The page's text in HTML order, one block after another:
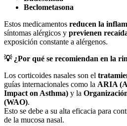
Beclometasona
Estos medicamentos reducen la
síntomas alérgicos y previenen
exposición constante a alérgenos.
💡 ¿Por qué se recomiendan en la
Los corticoides nasales son el
guías internacionales como la ARIA
Impact on Asthma) y la
(WAO).
Esto se debe a su alta eficacia para
de la mucosa nasal.